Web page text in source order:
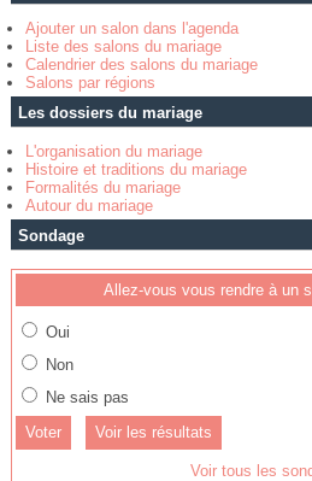
Ajouter un salon dans l'agenda
Liste des salons du mariage
Calendrier des salons du mariage
Salons par régions
Les dossiers du mariage
L'organisation du mariage
Histoire et traditions du mariage
Formalités du mariage
Autour du mariage
Sondage
Allez-vous vous rendre à un
Oui
Non
Ne sais pas
Voir les résultats
Voir tous les